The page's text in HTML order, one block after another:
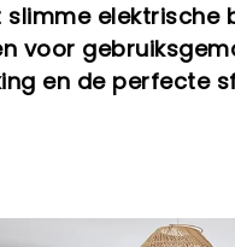
elektrische
voor
en de perfecte